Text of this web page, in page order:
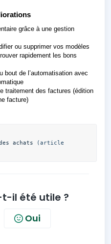
grâce à une gestion
ou supprimer vos modèles
rapidement les bons
bout de l’automatisation avec
traitement des factures (édition
facture)
achats (article
il été utile ?
Oui